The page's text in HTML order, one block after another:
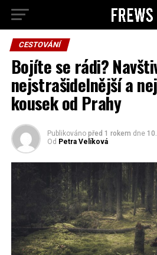
CESTOVÁNÍ
Bojíte se rádi?
nejstrašidelnější a
kousek od Prahy
Publikováno před 1 rokem dne
Od Petra Velíková